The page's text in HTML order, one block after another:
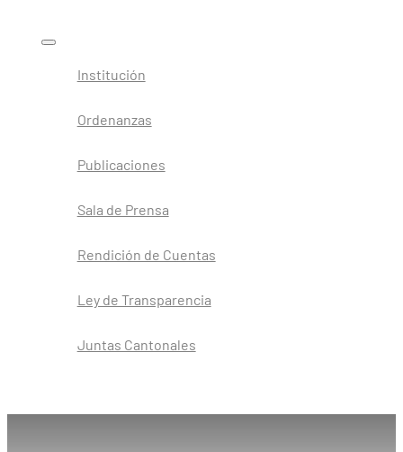
Institución
Ordenanzas
Publicaciones
Sala de Prensa
Rendición de Cuentas
Ley de Transparencia
Juntas Cantonales